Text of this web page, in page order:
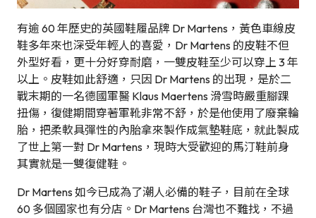
有逾 60 年歷史的英國鞋履品牌 Dr Martens，黃色車線皮
鞋多年來也深受年輕人的喜愛，Dr Martens 的皮鞋不但
外型好看，更十分好穿耐磨，一雙皮鞋至少可以穿上 3 年
以上。皮鞋如此舒適，只因 Dr Martens 的出現，是於二
戰末期的一名德國軍醫 Klaus Maertens 滑雪時嚴重腳踝
扭傷，復健期間穿著軍靴非常不舒，於是他使用了廢棄輪
胎，把柔軟具彈性的內胎拿來製作成氣墊鞋底，就此製成
了世上第一對 Dr Martens，現時大受歡迎的馬汀鞋前身
其實就是一雙復健鞋。
Dr Martens 如今已成為了潮人必備的鞋子，目前在全球
60 多個國家也有分店。Dr Martens 台灣也不難找，不過